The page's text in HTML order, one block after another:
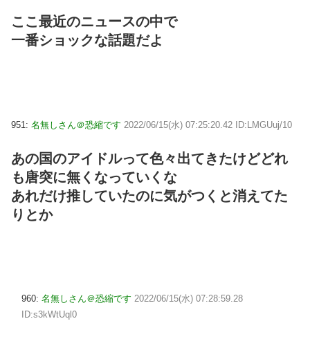
ここ最近のニュースの中で
一番ショックな話題だよ
951: 名無しさん＠恐縮です 2022/06/15(水) 07:25:20.42 ID:LMGUuj/10
あの国のアイドルって色々出てきたけどどれ
も唐突に無くなっていくな
あれだけ推していたのに気がつくと消えてた
りとか
960: 名無しさん＠恐縮です 2022/06/15(水) 07:28:59.28
ID:s3kWtUql0